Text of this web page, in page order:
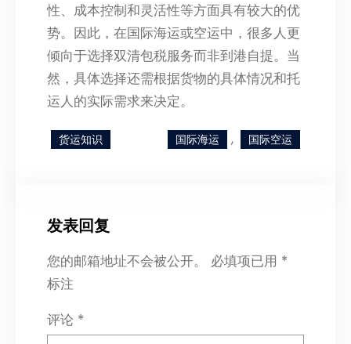
性、成本控制和灵活性等方面具有较大的优
势。因此，在国际海运或空运中，很多人更
倾向于选择双清包税服务而非到港自提。当
然，具体选择还需根据货物的具体情况和托
运人的实际需求来决定。
货运知识 国际海运 , 国际空运
发表回复
您的邮箱地址不会被公开。 必填项已用 *
标注
评论 *